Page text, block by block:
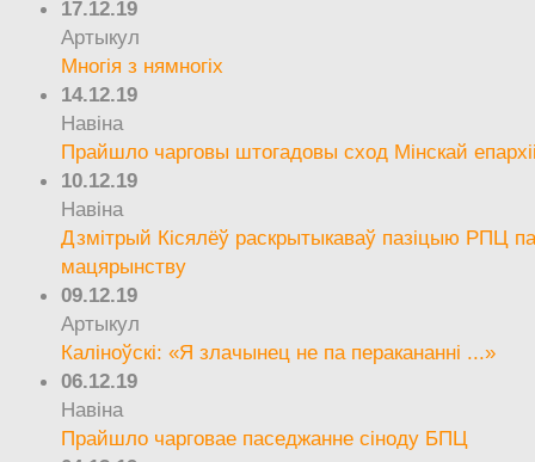
17.12.19
Артыкул
Многія з нямногіх
14.12.19
Навіна
Прайшло чарговы штогадовы сход Мінскай
10.12.19
Навіна
Дзмітрый Кісялёў раскрытыкаваў пазіцыю РПЦ
мацярынству
09.12.19
Артыкул
Каліноўскі: «Я злачынец не па перакананні ...»
06.12.19
Навіна
Прайшло чарговае паседжанне сіноду БПЦ